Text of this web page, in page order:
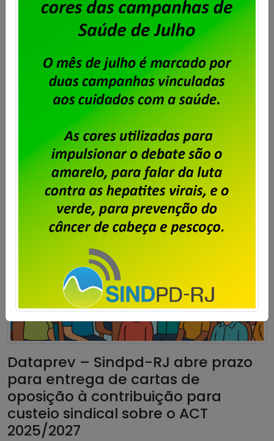
envio de cartas de oposição
05/09/2025.
Conforme matéria publicada no dia 28 de agosto,
foi encerrado hoje, às 17 horas, o recebimento de
cartas de oposição à contribuição para custeio
sindical sobre o ACT 2025/2027 relativa ao ano
corrente (2025).
Saiba mais
Dataprev – Sindpd-RJ abre prazo
para entrega de cartas de
oposição à contribuição para
custeio sindical sobre o ACT
2025/2027